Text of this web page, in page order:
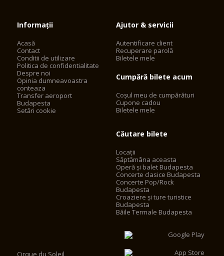
Informații
Acasă
Contact
Conditii de utilizare
Politica de confidentialitate
Despre noi
Opinia dumneavoastra
conteaza
Transfer aeroport
Budapesta
Setări cookie
Ajutor & servicii
Autentificare client
Recuperare parolă
Biletele mele
Cumpără bilete acum
Coșul meu de cumpărături
Cupone cadou
Biletele mele
Căutare bilete
Locații
Săptămâna aceasta
Operă și balet Budapesta
Concerte clasice Budapesta
Concerte Pop/Rock
Budapesta
Croaziere și ture turistice
Budapesta
Băile Termale Budapesta
Cirque du Soleil